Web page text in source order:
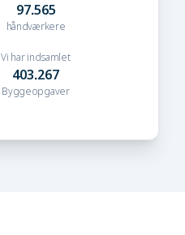
97.565
håndværkere
Vi har indsamlet
403.267
Byggeopgaver